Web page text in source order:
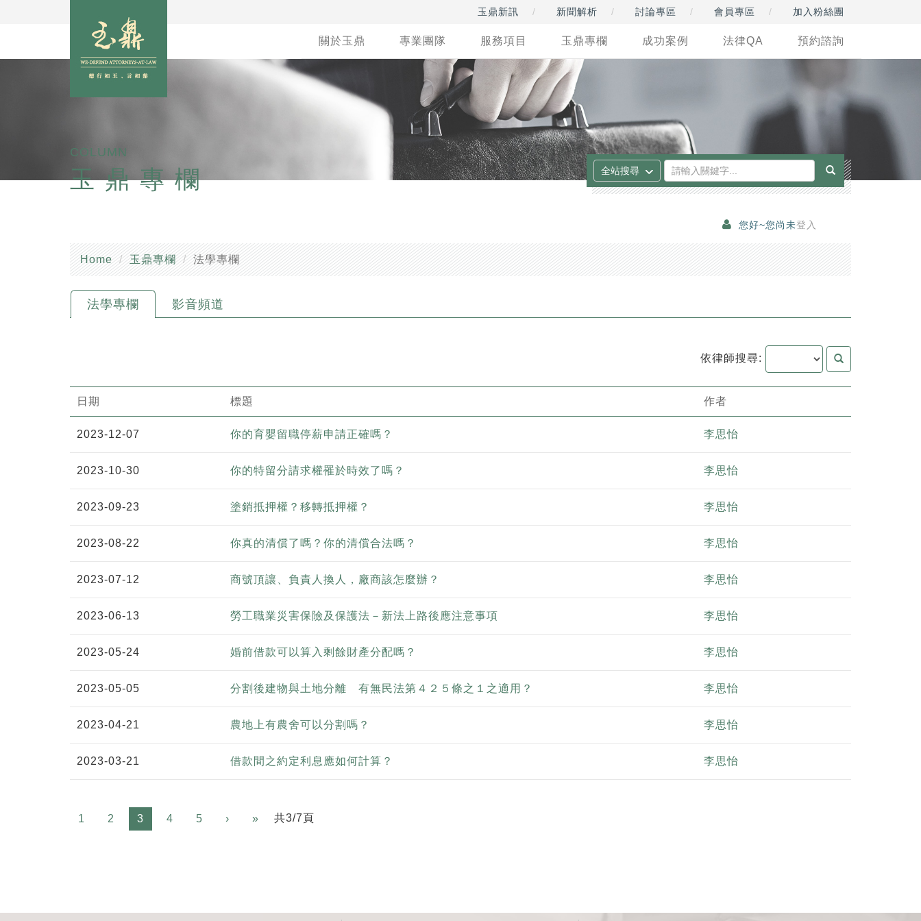
玉鼎新訊 新聞解析 討論專區 會員專區 加入粉絲團
關於玉鼎 專業團隊 服務項目 玉鼎專欄 成功案例 法律QA 預約諮詢
COLUMN
玉鼎專欄
您好~您尚未登入
Home 玉鼎專欄 法學專欄
法學專欄 影音頻道
依律師搜尋:
日期 標題 作者
2023-12-07 你的育嬰留職停薪申請正確嗎？ 李思怡
2023-10-30 你的特留分請求權罹於時效了嗎？ 李思怡
2023-09-23 塗銷抵押權？移轉抵押權？ 李思怡
2023-08-22 你真的清償了嗎？你的清償合法嗎？ 李思怡
2023-07-12 商號頂讓、負責人換人，廠商該怎麼辦？ 李思怡
2023-06-13 勞工職業災害保險及保護法－新法上路後應注意事項 李思怡
2023-05-24 婚前借款可以算入剩餘財產分配嗎？ 李思怡
2023-05-05 分割後建物與土地分離 有無民法第４２５條之１之適用？ 李思怡
2023-04-21 農地上有農舍可以分割嗎？ 李思怡
2023-03-21 借款間之約定利息應如何計算？ 李思怡
1 2 3 4 5 › » Next共3/7頁